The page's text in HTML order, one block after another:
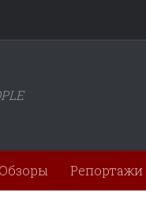
Обзоры Репортажи